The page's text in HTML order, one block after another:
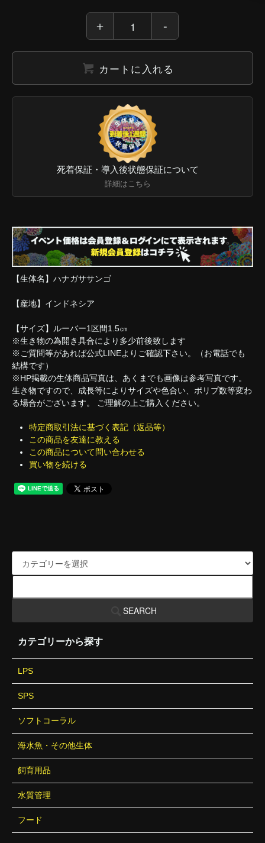
カートに入れる
死着保証・導入後状態保証について
詳細はこちら
【生体名】ハナガササンゴ
【産地】インドネシア
【サイズ】ルーバー1区間1.5㎝
※生き物の為開き具合により多少前後致します
※ご質問等があれば公式LINEよりご確認下さい。（お電話でも
結構です）
※HP掲載の生体商品写真は、あくまでも画像は参考写真です。
生き物ですので、成長等によりサイズや色合い、ポリプ数等変わ
る場合がございます。 ご理解の上ご購入ください。
特定商取引法に基づく表記（返品等）
この商品を友達に教える
この商品について問い合わせる
買い物を続ける
SEARCH
カテゴリーから探す
LPS
SPS
ソフトコーラル
海水魚・その他生体
飼育用品
水質管理
フード